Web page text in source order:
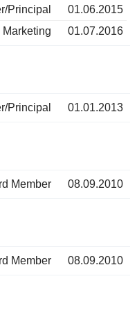
Principal
01.06.2015
01.07.2016
Principal 01.01.2013
Member 08.09.2010
Member 08.09.2010